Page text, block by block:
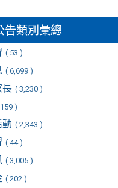
告類別彙總
( 53 )
( 6,699 )
長 ( 3,230 )
)
動 ( 2,343 )
( 44 )
( 3,005 )
( 202 )